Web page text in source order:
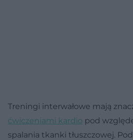
Treningi interwałowe mają
ćwiczeniami kardio pod
spalania tkanki tłuszczowej.